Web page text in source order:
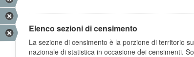
Elenco sezioni di censimento
La sezione di censimento è la porzione di territorio
nazionale di statistica in occasione dei censimenti.